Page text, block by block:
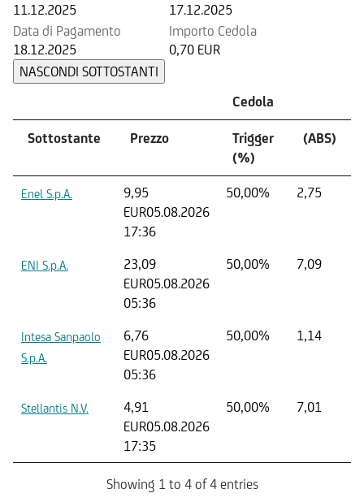
11.12.2025
17.12.2025
Data di Pagamento
18.12.2025
Importo Cedola
0,70 EUR
NASCONDI SOTTOSTANTI
Cedola
Sottostante Prezzo
Trigger
(%)
(ABS)
Enel S.p.A.
9,95
EUR05.08.2026
17:36
50,00% 2,75
ENI S.p.A.
23,09
EUR05.08.2026
05:36
50,00% 7,09
Intesa Sanpaolo
S.p.A.
6,76
EUR05.08.2026
05:36
50,00% 1,14
Stellantis N.V.
4,91
EUR05.08.2026
17:35
50,00% 7,01
Showing 1 to 4 of 4 entries